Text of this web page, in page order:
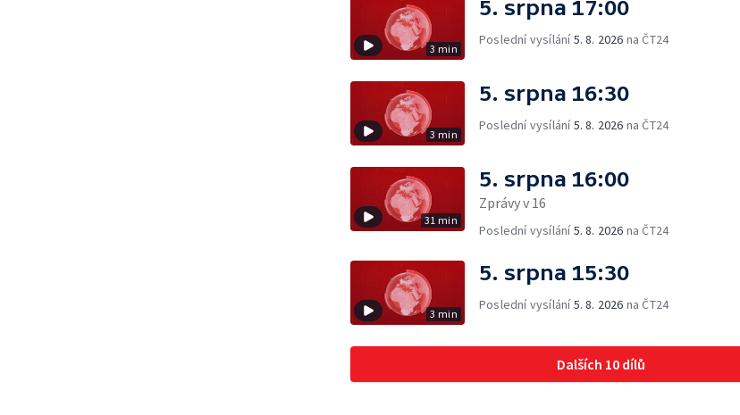
3 min
5. srpna 17:00
Poslední vysílání5. 8. 2026 na ČT24
3 min
5. srpna 16:30
Poslední vysílání5. 8. 2026 na ČT24
31 min
5. srpna 16:00
Zprávy v 16
Poslední vysílání5. 8. 2026 na ČT24
3 min
5. srpna 15:30
Poslední vysílání5. 8. 2026 na ČT24
Dalších 10 dílů